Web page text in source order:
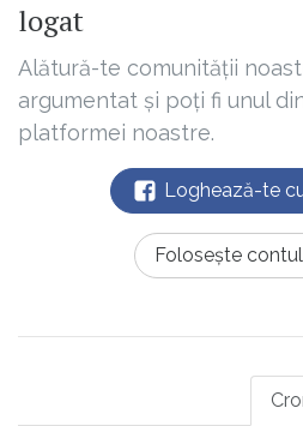
logat
Alătură-te comunității
argumentat și poți fi unul
platformei noastre.
Loghează-te
Folosește